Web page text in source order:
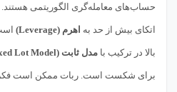
حساب‌های معامله‌گری الگوریتمی هستند.
اتکای بیش از حد به اهرم (Leverage)
بالا در ترکیب با مدل ثابت (Fixed Lot Model)
برای شکست است. ربات ممکن است فکر کند